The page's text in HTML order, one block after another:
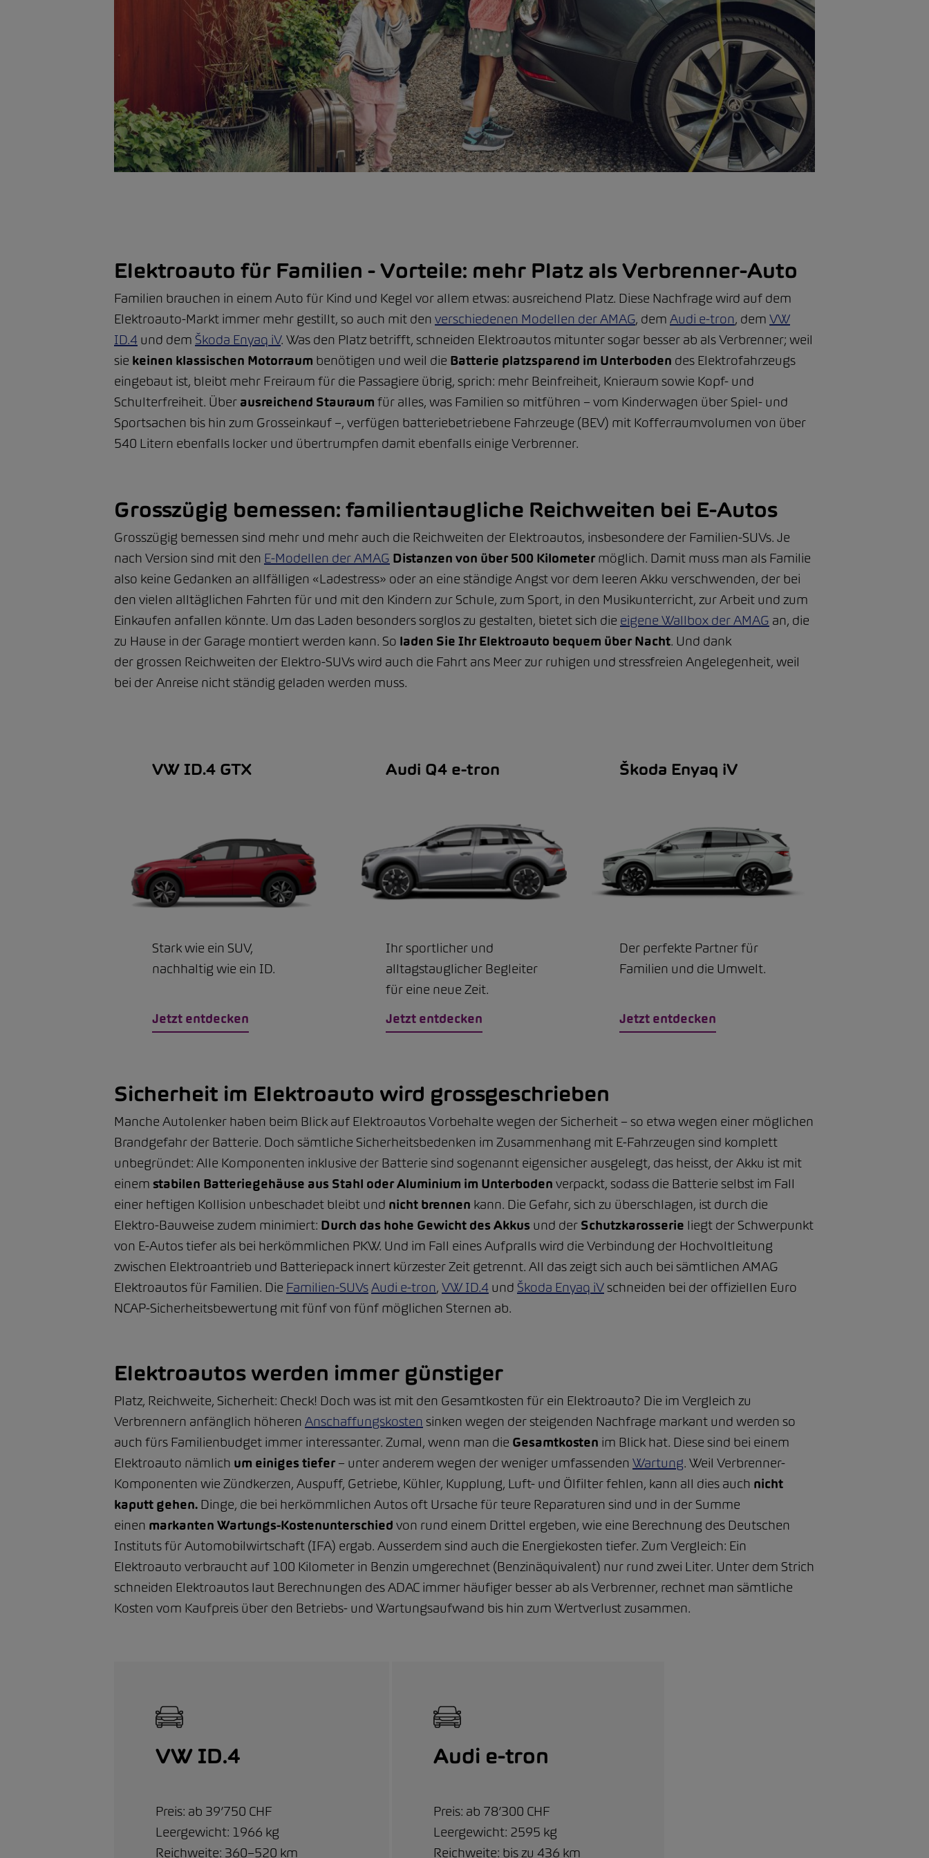
Elektroauto für Familien - Vorteile: mehr Platz als Verbrenner-Auto
Familien brauchen in einem Auto für Kind und Kegel vor allem etwas: ausreichend Platz. Diese Nachfrage wird auf dem
Elektroauto-Markt immer mehr gestillt, so auch mit den verschiedenen Modellen der AMAG, dem Audi e-tron, dem VW
ID.4 und dem Škoda Enyaq iV. Was den Platz betrifft, schneiden Elektroautos mitunter sogar besser ab als Verbrenner; weil
sie keinen klassischen Motorraum benötigen und weil die Batterie platzsparend im Unterboden des Elektrofahrzeugs
eingebaut ist, bleibt mehr Freiraum für die Passagiere übrig, sprich: mehr Beinfreiheit, Knieraum sowie Kopf- und
Schulterfreiheit. Über ausreichend Stauraum für alles, was Familien so mitführen – vom Kinderwagen über Spiel- und
Sportsachen bis hin zum Grosseinkauf –, verfügen batteriebetriebene Fahrzeuge (BEV) mit Kofferraumvolumen von über
540 Litern ebenfalls locker und übertrumpfen damit ebenfalls einige Verbrenner.
Grosszügig bemessen: familientaugliche Reichweiten bei E-Autos
Grosszügig bemessen sind mehr und mehr auch die Reichweiten der Elektroautos, insbesondere der Familien-SUVs. Je
nach Version sind mit den E-Modellen der AMAG Distanzen von über 500 Kilometermöglich. Damit muss man als Familie
also keine Gedanken an allfälligen «Ladestress» oder an eine ständige Angst vor dem leeren Akku verschwenden, der bei
den vielen alltäglichen Fahrten für und mit den Kindern zur Schule, zum Sport, in den Musikunterricht, zur Arbeit und zum
Einkaufen anfallen könnte. Um das Laden besonders sorglos zu gestalten, bietet sich die eigene Wallbox der AMAG an, die
zu Hause in der Garage montiert werden kann. So laden Sie Ihr Elektroauto bequem über Nacht. Und dank
der grossen Reichweiten der Elektro-SUVs wird auch die Fahrt ans Meer zur ruhigen und stressfreien Angelegenheit, weil
bei der Anreise nicht ständig geladen werden muss.
VW ID.4 GTX
Stark wie ein SUV,
nachhaltig wie ein ID.
Jetzt entdecken
Audi Q4 e-tron
Ihr sportlicher und
alltagstauglicher Begleiter
für eine neue Zeit.
Jetzt entdecken
Škoda Enyaq iV
Der perfekte Partner für
Familien und die Umwelt.
Jetzt entdecken
Sicherheit im Elektroauto wird grossgeschrieben
Manche Autolenker haben beim Blick auf Elektroautos Vorbehalte wegen der Sicherheit – so etwa wegen einer möglichen
Brandgefahr der Batterie. Doch sämtliche Sicherheitsbedenken im Zusammenhang mit E-Fahrzeugen sind komplett
unbegründet: Alle Komponenten inklusive der Batterie sind sogenannt eigensicher ausgelegt, das heisst, der Akku ist mit
einem stabilen Batteriegehäuse aus Stahl oder Aluminium im Unterboden verpackt, sodass die Batterie selbst im Fall
einer heftigen Kollision unbeschadet bleibt und nicht brennen kann. Die Gefahr, sich zu überschlagen, ist durch die
Elektro-Bauweise zudem minimiert: Durch das hohe Gewicht des Akkus und der Schutzkarosserie liegt der Schwerpunkt
von E-Autos tiefer als bei herkömmlichen PKW. Und im Fall eines Aufpralls wird die Verbindung der Hochvoltleitung
zwischen Elektroantrieb und Batteriepack innert kürzester Zeit getrennt. All das zeigt sich auch bei sämtlichen AMAG
Elektroautos für Familien. Die Familien-SUVsAudi e-tron, VW ID.4 und Škoda Enyaq iVschneiden bei der offiziellen Euro
NCAP-Sicherheitsbewertung mit fünf von fünf möglichen Sternen ab.
Elektroautos werden immer günstiger
Platz, Reichweite, Sicherheit: Check! Doch was ist mit den Gesamtkosten für ein Elektroauto? Die im Vergleich zu
Verbrennern anfänglich höheren Anschaffungskosten sinken wegen der steigenden Nachfrage markant und werden so
auch fürs Familienbudget immer interessanter. Zumal, wenn man die Gesamtkosten im Blick hat. Diese sind bei einem
Elektroauto nämlich um einiges tiefer– unter anderem wegen der weniger umfassenden Wartung. Weil Verbrenner-
Komponenten wie Zündkerzen, Auspuff, Getriebe, Kühler, Kupplung, Luft- und Ölfilter fehlen, kann all dies auch nicht
kaputt gehen. Dinge, die bei herkömmlichen Autos oft Ursache für teure Reparaturen sind und in der Summe
einen markanten Wartungs-Kostenunterschied von rund einem Drittel ergeben, wie eine Berechnung des Deutschen
Instituts für Automobilwirtschaft (IFA) ergab. Ausserdem sind auch die Energiekosten tiefer. Zum Vergleich: Ein
Elektroauto verbraucht auf 100 Kilometer in Benzin umgerechnet (Benzinäquivalent) nur rund zwei Liter. Unter dem Strich
schneiden Elektroautos laut Berechnungen des ADAC immer häufiger besser ab als Verbrenner, rechnet man sämtliche
Kosten vom Kaufpreis über den Betriebs- und Wartungsaufwand bis hin zum Wertverlust zusammen.
VW ID.4
Preis: ab 39’750 CHF
Leergewicht: 1966 kg
Reichweite: 360–520 km
Audi e-tron
Preis: ab 78’300 CHF
Leergewicht: 2595 kg
Reichweite: bis zu 436 km